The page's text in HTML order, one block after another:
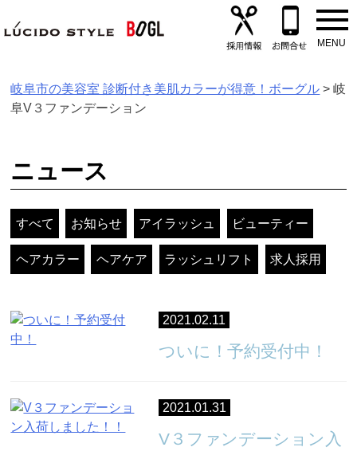
to
岐阜市の美容室 診断付き美肌カラーが得意！ボーグル >岐
阜V３ファンデーション
ニュース
すべて お知らせ アイラッシュ ビューティー
ヘアカラー ヘアケア ラッシュリフト 求人採用
2021.02.11
ついに！予約受付中！
2021.01.31
V３ファンデーション入